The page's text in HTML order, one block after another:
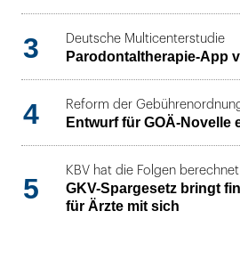
3 Deutsche Multicenterstudie
Parodontaltherapie-App
4 Reform der
Entwurf für GOÄ-Novelle
5
KBV hat die Folgen berechnet
GKV-Spargesetz bringt
für Ärzte mit sich